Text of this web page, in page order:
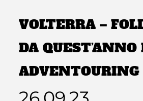
VOLTERRA –
DA
ADVENTOURING